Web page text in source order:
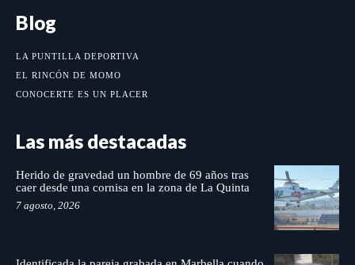
Blog
LA PUNTILLA DEPORTIVA
EL RINCÓN DE MOMO
CONOCERTE ES UN PLACER
Las más destacadas
Herido de gravedad un hombre de 69 años tras
caer desde una cornisa en la zona de La Quinta
7 agosto, 2026